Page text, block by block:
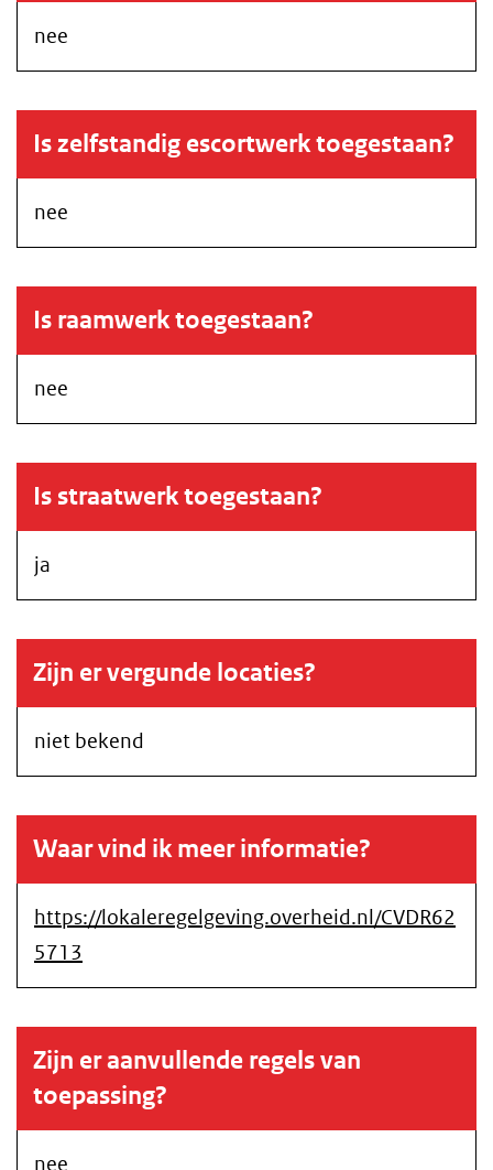
nee
Is zelfstandig escortwerk toegestaan?
nee
Is raamwerk toegestaan?
nee
Is straatwerk toegestaan?
ja
Zijn er vergunde locaties?
niet bekend
Waar vind ik meer informatie?
https://lokaleregelgeving.overheid.nl/CVDR62
5713
Zijn er aanvullende regels van
toepassing?
nee